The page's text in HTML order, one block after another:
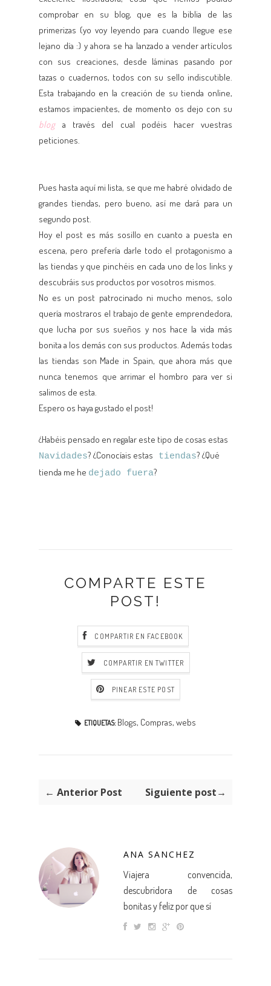
comprobar en su blog, que es la biblia de las
primerizas (yo voy leyendo para cuando llegue ese
lejano día :) y ahora se ha lanzado a vender artículos
con sus creaciones, desde láminas pasando por
tazas o cuadernos, todos con su sello indiscutible.
Esta trabajando en la creación de su tienda online,
estamos impacientes, de momento os dejo con su
blog a través del cual podéis hacer vuestras
peticiones.
Pues hasta aquí mi lista, se que me habré olvidado de
grandes tiendas, pero bueno, así me dará para un
segundo post.
Hoy el post es más sosillo en cuanto a puesta en
escena, pero prefería darle todo el protagonismo a
las tiendas y que pinchéis en cada uno de los links y
descubráis sus productos por vosotros mismos.
No es un post patrocinado ni mucho menos, solo
quería mostraros el trabajo de gente emprendedora,
que lucha por sus sueños y nos hace la vida más
bonita a los demás con sus productos. Además todas
las tiendas son Made in Spain, que ahora más que
nunca tenemos que arrimar el hombro para ver si
salimos de esta.
Espero os haya gustado el post!
¿Habéis pensado en regalar este tipo de cosas estas
Navidades? ¿Conocíais estas tiendas? ¿Qué
tienda me he dejado fuera?
COMPARTE ESTE
POST!
COMPARTIR EN FACEBOOK
COMPARTIR EN TWITTER
PINEAR ESTE POST
ETIQUETAS: Blogs, Compras, webs
← Anterior Post Siguiente post→
ANA SANCHEZ
Viajera convencida,
descubridora de cosas
bonitas y feliz por que sí